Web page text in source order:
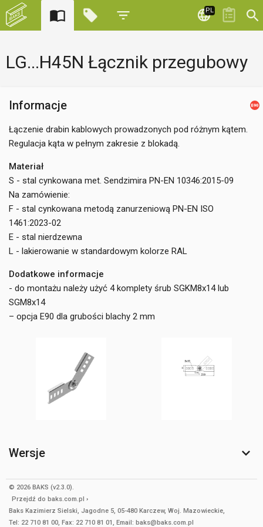
PL
LG...H45N Łącznik przegubowy
Informacje
Łączenie drabin kablowych prowadzonych pod różnym kątem.
Regulacja kąta w pełnym zakresie z blokadą.
Materiał
S - stal cynkowana met. Sendzimira PN-EN 10346:2015-09
Na zamówienie:
F - stal cynkowana metodą zanurzeniową PN-EN ISO
1461:2023-02
E - stal nierdzewna
L - lakierowanie w standardowym kolorze RAL
Dodatkowe informacje
- do montażu należy użyć 4 komplety śrub SGKM8x14 lub
SGM8x14
– opcja E90 dla grubości blachy 2 mm
Wersje
© 2026 BAKS (v2.3.0).
Przejdź do baks.com.pl
Baks Kazimierz Sielski, Jagodne 5, 05-480 Karczew, Woj. Mazowieckie,
Tel: 22 710 81 00, Fax: 22 710 81 01, Email: baks@baks.com.pl